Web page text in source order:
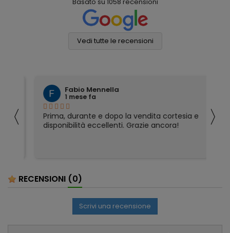
Vedi tutte le recensioni
〈
Fabio Mennella
1 mese fa
Prima, durante e dopo la vendita cortesia e
disponibilità eccellenti. Grazie ancora!
〉
RECENSIONI (0)
Scrivi una recensione